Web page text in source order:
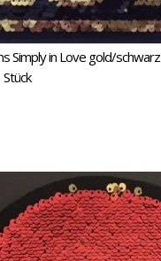
Simply in Love gold/schwarz